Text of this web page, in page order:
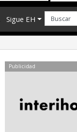
Sigue EH
Publicidad